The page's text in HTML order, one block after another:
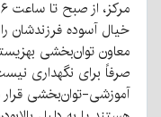
خیال آسوده فرزندشان
معاون توان‌بخشی
صرفاً برای نگهداری
آموزشی-توان‌بخشی